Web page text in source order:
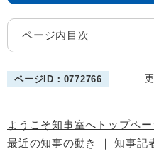
ページ内目次
ページID：0772766
ようこそ知事室へトップペー
最近の知事の動き
｜ 知事記